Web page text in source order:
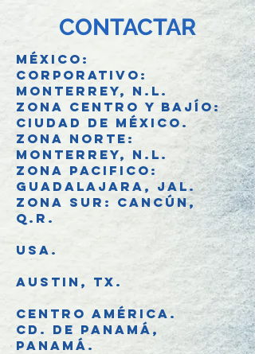
CONTACTAR
MÉXICO:
Corporativo:
Monterrey, N.L.
Zona Centro y Bajío:
Ciudad de México.
Zona Norte:
Monterrey, N.L.
Zona Pacifico:
Guadalajara, Jal.
Zona Sur: Cancún,
Q.R.
USA.
Austin, Tx.
CENTRO AMÉRICA.
Cd. de Panamá,
Panamá.